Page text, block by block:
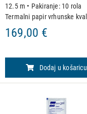
12.5 m • Pakiranje: 10 rola
Termalni papir vrhunske
za uoptrebu kod Sony i
termalne printere.
169,00 €
Dodaj u košaricu